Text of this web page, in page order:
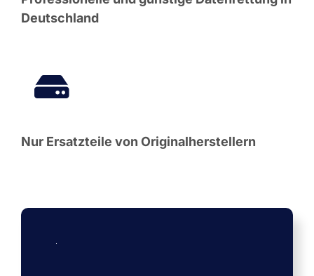
Deutschland
Nur Ersatzteile von Originalherstellern